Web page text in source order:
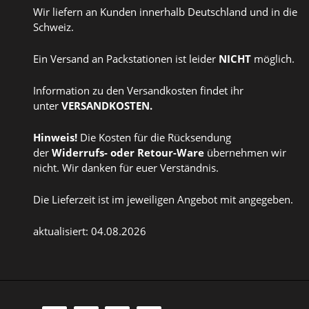
Wir liefern an Kunden innerhalb Deutschland und in die
Schweiz.
Ein Versand an Packstationen ist leider NICHT möglich.
Information zu den Versandkosten findet ihr
unter VERSANDKOSTEN.
Hinweis! Die Kosten für die Rücksendung
der Widerrufs- oder Retour-Ware übernehmen wir
nicht. Wir danken für euer Verständnis.
Die Lieferzeit ist im jeweiligen Angebot mit angegeben.
aktualisiert: 04.08.2026